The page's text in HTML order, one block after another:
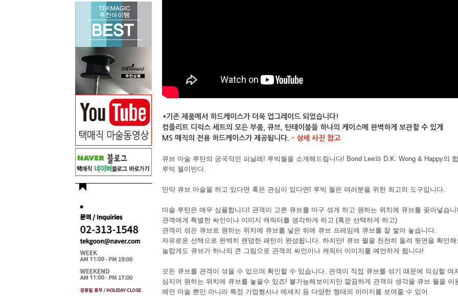
*기존 제품에서 하드케이스가 더욱 업그레이드 되었습니다!
컴플리트 디럭스 세트의 모든 부품, 큐브, 턴테이블을 하나의 케이스에 완벽하게 보관할 수 있게
MS 매직의 전용 하드케이스가 제공됩니다. - 상세 사진 참고
큐브 마술 루틴의 궁국적인 피날레! 루빅월을 소개해드립니다! Bond Lee와 D.K. Wong & Happy의
루빅 월이빈다.
만약 큐브 마술을 하고 있다면 혹은 관심이 있다면! 루빅 월은 여러분을 위한 최고의 도구입니다.
마술 루틴은 매우 심플합니다! 관객이 고른 큐브를 마구 섞게 하고 원하는 위치에 큐브를 꽂아넣습니
관객에게 특별한 싸인이나 이미지 캐릭터를 생각하게 하고 (혹은 선택하게 하고)
관객이 섞은 큐브로 원하는 위치에 큐브를 넣은 뒤에 큐브 프레임에 큐브를 잘 쌓아 놓습니다.
자유로운 선택으로 완벽히 랜덤한 패턴이 완성됩니다. 하지만! 큐브 월을 천천히 돌려 뒷면을 확인해
놀랍게도 큐브가 하나의 큰 그림으로 관객의 싸인이나 캐릭터 이미지를 예언하게 됩니다!
모든 큐브를 관객이 섞을 수 있으며 확인할 수 있습니다. 관객이 직접 큐브를 섞기 때문에 의심할 여
심지어 원하는 위치에 큐브를 놓을수 있죠! 불가능해보이지만 깔끔하게 관객의 생각을 큐브 월을 이
예언 마술 뿐만 아니라 특정 기업행사나 메세지 등 다양한 형태의 이미지를 보여줄 수 있어